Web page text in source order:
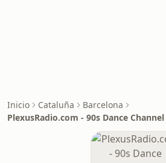
Inicio Cataluña
Barcelona
PlexusRadio.com - 90s Dance Channel